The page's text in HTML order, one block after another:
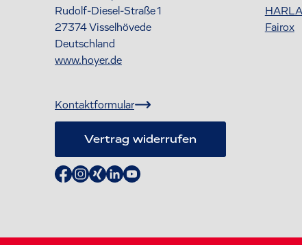
Rudolf-Diesel-Straße 1
27374Visselhövede
Deutschland
www.hoyer.de
Kontaktformular
Vertrag widerrufen
Fairox